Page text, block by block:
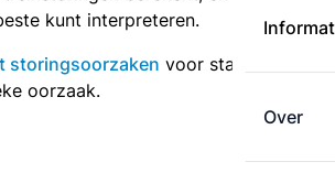
Over
kunt interpreteren.
storingsoorzaken voor statistieken
oorzaak.